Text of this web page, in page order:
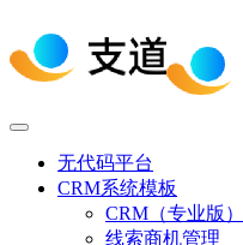
无代码平台
CRM系统模板
CRM（专业版）
线索商机管理